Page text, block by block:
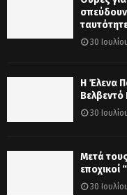
σπεύδουν
30
Η Έλενα
30
Μετά
εποχικοί
30